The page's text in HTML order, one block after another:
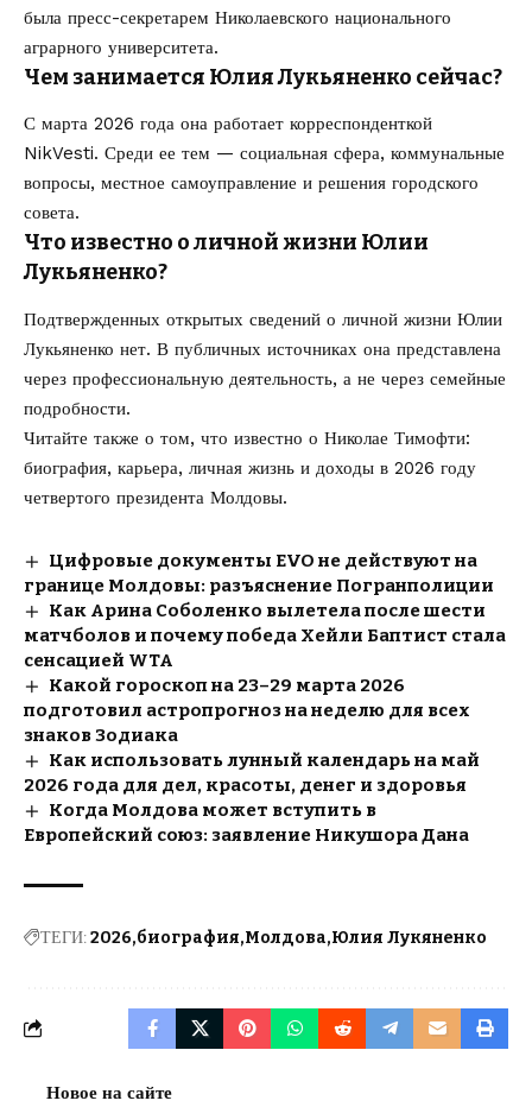
была пресс-секретарем Николаевского национального
аграрного университета.
Чем занимается Юлия Лукьяненко сейчас?
С марта 2026 года она работает корреспонденткой
NikVesti. Среди ее тем — социальная сфера, коммунальные
вопросы, местное самоуправление и решения городского
совета.
Что известно о личной жизни Юлии
Лукьяненко?
Подтвержденных открытых сведений о личной жизни Юлии
Лукьяненко нет. В публичных источниках она представлена
через профессиональную деятельность, а не через семейные
подробности.
Читайте также о том, что известно о Николае Тимофти:
биография, карьера, личная жизнь и доходы в 2026 году
четвертого президента Молдовы.
Цифровые документы EVO не действуют на
границе Молдовы: разъяснение Погранполиции
Как Арина Соболенко вылетела после шести
матчболов и почему победа Хейли Баптист стала
сенсацией WTA
Какой гороскоп на 23–29 марта 2026
подготовил астропрогноз на неделю для всех
знаков Зодиака
Как использовать лунный календарь на май
2026 года для дел, красоты, денег и здоровья
Когда Молдова может вступить в
Европейский союз: заявление Никушора Дана
ТЕГИ:2026 биография Молдова Юлия Лукяненко
Новое на сайте